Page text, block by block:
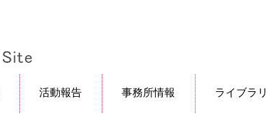
活動報告 事務所情報 ライブラリ